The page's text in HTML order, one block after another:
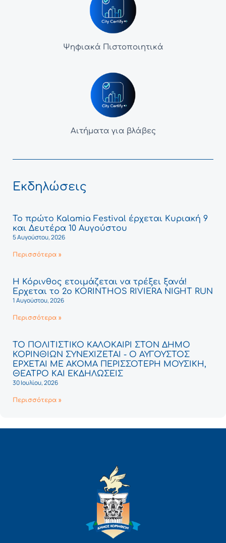
Ψηφιακά Πιστοποιητικά
Αιτήματα για βλάβες
Εκδηλώσεις
Το πρώτο Kalamia Festival έρχεται Κυριακή 9
και Δευτέρα 10 Αυγούστου
5 Αυγούστου, 2026
Περισσότερα »
Η Κόρινθος ετοιμάζεται να τρέξει ξανά!
Έρχεται το 2ο KORINTHOS RIVIERA NIGHT RUN
1 Αυγούστου, 2026
Περισσότερα »
ΤΟ ΠΟΛΙΤΙΣΤΙΚΟ ΚΑΛΟΚΑΙΡΙ ΣΤΟΝ ΔΗΜΟ
ΚΟΡΙΝΘΙΩΝ ΣΥΝΕΧΙΖΕΤΑΙ - Ο ΑΥΓΟΥΣΤΟΣ
ΕΡΧΕΤΑΙ ΜΕ ΑΚΟΜΑ ΠΕΡΙΣΣΟΤΕΡΗ ΜΟΥΣΙΚΗ,
ΘΕΑΤΡΟ ΚΑΙ ΕΚΔΗΛΩΣΕΙΣ
30 Ιουλίου, 2026
Περισσότερα »